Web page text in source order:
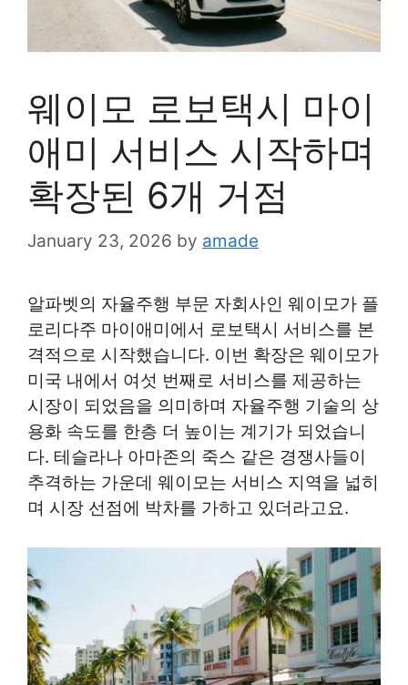
웨이모 로보택시 마이
애미 서비스 시작하며
확장된 6개 거점
January 23, 2026 by amade
알파벳의 자율주행 부문 자회사인 웨이모가 플
로리다주 마이애미에서 로보택시 서비스를 본
격적으로 시작했습니다. 이번 확장은 웨이모가
미국 내에서 여섯 번째로 서비스를 제공하는
시장이 되었음을 의미하며 자율주행 기술의 상
용화 속도를 한층 더 높이는 계기가 되었습니
다. 테슬라나 아마존의 죽스 같은 경쟁사들이
추격하는 가운데 웨이모는 서비스 지역을 넓히
며 시장 선점에 박차를 가하고 있더라고요.